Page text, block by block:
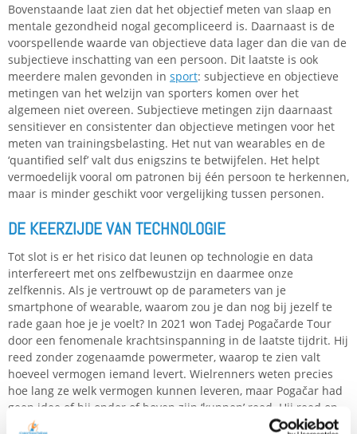
Bovenstaande laat zien dat het objectief meten van slaap en
mentale gezondheid nogal gecompliceerd is. Daarnaast is de
voorspellende waarde van objectieve data lager dan die van de
subjectieve inschatting van een persoon. Dit laatste is ook
meerdere malen gevonden in sport: subjectieve en objectieve
metingen van het welzijn van sporters komen over het
algemeen niet overeen. Subjectieve metingen zijn daarnaast
sensitiever en consistenter dan objectieve metingen voor het
meten van trainingsbelasting. Het nut van wearables en de
‘quantified self’ valt dus enigszins te betwijfelen. Het helpt
vermoedelijk vooral om patronen bij één persoon te herkennen,
maar is minder geschikt voor vergelijking tussen personen.
DE KEERZIJDE VAN TECHNOLOGIE
Tot slot is er het risico dat leunen op technologie en data
interfereert met ons zelfbewustzijn en daarmee onze
zelfkennis. Als je vertrouwt op de parameters van je
smartphone of wearable, waarom zou je dan nog bij jezelf te
rade gaan hoe je je voelt? In 2021 won Tadej Pogačarde Tour
door een fenomenale krachtsinspanning in de laatste tijdrit. Hij
reed zonder zogenaamde powermeter, waarop te zien valt
hoeveel vermogen iemand levert. Wielrenners weten precies
hoe lang ze welk vermogen kunnen leveren, maar Pogačar had
geen idee of hij onder of boven zijn ‘kunnen’ reed. Hij reed op
gevoel. En daardoor mogelijk harder dan hij voor mogelijk had